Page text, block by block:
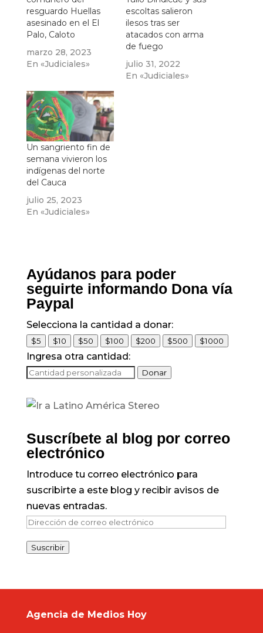
resguardo Huellas
asesinado en el El
Palo, Caloto
marzo 28, 2023
En «Judiciales»
escoltas salieron
ilesos tras ser
atacados con arma
de fuego
julio 31, 2022
En «Judiciales»
Un sangriento fin de
semana vivieron los
indígenas del norte
del Cauca
julio 25, 2023
En «Judiciales»
Ayúdanos para poder
seguirte informando Dona vía
Paypal
Selecciona la cantidad a donar:
$5 $10 $50 $100 $200 $500 $1000
Ingresa otra cantidad:
Donar
Suscríbete al blog por correo
electrónico
Introduce tu correo electrónico para
suscribirte a este blog y recibir avisos de
nuevas entradas.
Dirección
correo
Suscribir
Agencia de Medios Hoy